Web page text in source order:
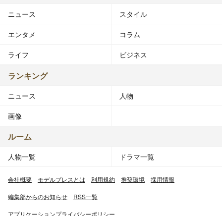
ニュース スタイル
エンタメ コラム
ライフ ビジネス
ランキング
ニュース 人物
画像
ルーム
人物一覧 ドラマ一覧
会社概要 モデルプレスとは 利用規約 推奨環境 採用情報
編集部からのお知らせ RSS一覧
アプリケーションプライバシーポリシー